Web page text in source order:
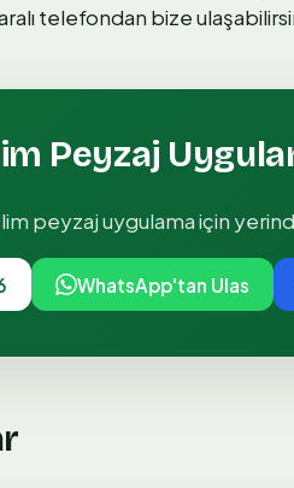
telefondan bize
Peyzaj
peyzaj uygulamaiçin
WhatsApp'tan Ulas